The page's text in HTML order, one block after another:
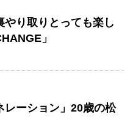
やり取りとっても楽し
」
レーション」20歳の松